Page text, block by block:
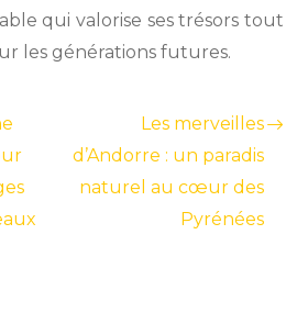
qui valorise ses trésors tout
les générations futures.
Les merveilles
d’Andorre : un paradis
naturel au cœur des
Pyrénées